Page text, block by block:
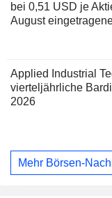
bei 0,51 USD je
August
Applied Industrial
vierteljährliche
2026
Mehr Börsen-